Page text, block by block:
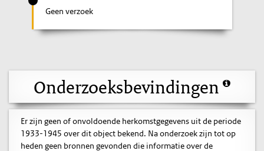
Geen verzoek
Onderzoeksbevindingen
Er zijn geen of onvoldoende herkomstgegevens uit de periode
1933-1945 over dit object bekend. Na onderzoek zijn tot op
heden geen bronnen gevonden die informatie over de